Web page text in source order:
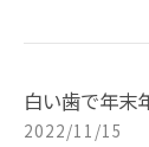
白い歯で年末
2022/11/15